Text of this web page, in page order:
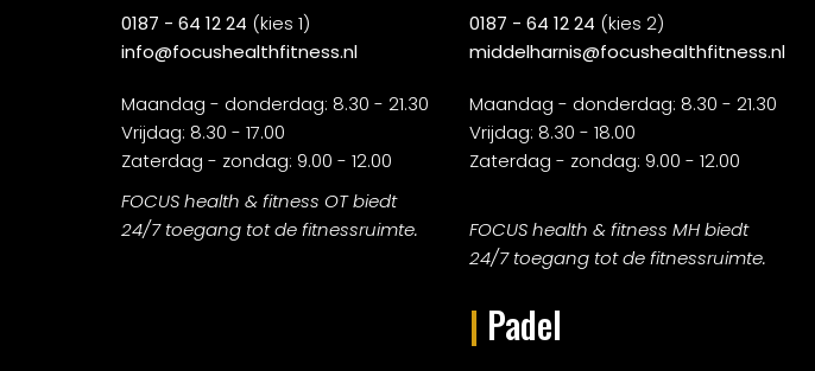
0187 - 64 12 24 (kies 1)
info@focushealthfitness.nl
Maandag - donderdag: 8.30 - 21.30
Vrijdag: 8.30 - 17.00
Zaterdag - zondag: 9.00 - 12.00
FOCUS health & fitness OT biedt
24/7 toegang tot de fitnessruimte.
0187 - 64 12 24 (kies 2)
middelharnis@focushealthfitness.nl
Maandag - donderdag: 8.30 - 21.30
Vrijdag: 8.30 - 18.00
Zaterdag - zondag: 9.00 - 12.00
FOCUS health & fitness MH biedt
24/7 toegang tot de fitnessruimte.
| Padel